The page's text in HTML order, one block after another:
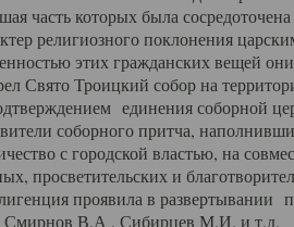
часть которых была
религиозного поклонения
этих гражданских вещей
Свято Троицкий собор на
единения соборной
соборного притча,
с городской властью, на
просветительских и
проявила в развертывании
В.А , Сибирцев М.И. и т.д.